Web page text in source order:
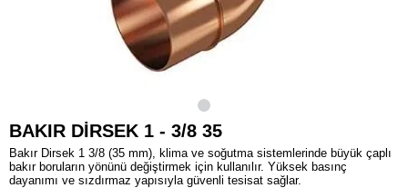
BAKIR DİRSEK 1 - 3/8 35
Bakır Dirsek 1 3/8 (35 mm), klima ve soğutma sistemlerinde büyük çaplı
bakır boruların yönünü değiştirmek için kullanılır. Yüksek basınç
dayanımı ve sızdırmaz yapısıyla güvenli tesisat sağlar.